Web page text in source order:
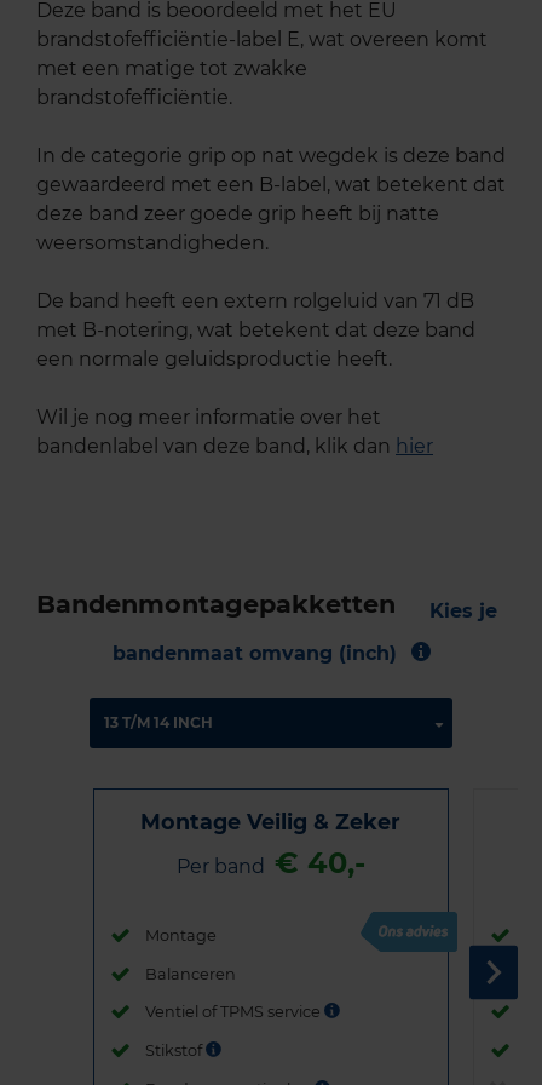
Deze band is beoordeeld met het EU
brandstofefficiëntie-label E, wat overeen komt
met een matige tot zwakke
brandstofefficiëntie.
In de categorie grip op nat wegdek is deze band
gewaardeerd met een B-label, wat betekent dat
deze band zeer goede grip heeft bij natte
weersomstandigheden.
De band heeft een extern rolgeluid van 71 dB
met B-notering, wat betekent dat deze band
een normale geluidsproductie heeft.
Wil je nog meer informatie over het
bandenlabel van deze band, klik dan hier
Bandenmontagepakketten
Kies je
bandenmaat omvang (inch)
Montage Veilig & Zeker
Per band € 40,-
Montage
Balanceren
Ventiel of TPMS service
Stikstof